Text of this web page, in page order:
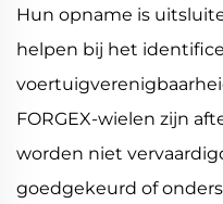
Hun opname is
helpen bij het
FORGEX-wielen zijn
worden niet
goedgekeurd of